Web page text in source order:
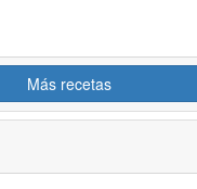
Más recetas